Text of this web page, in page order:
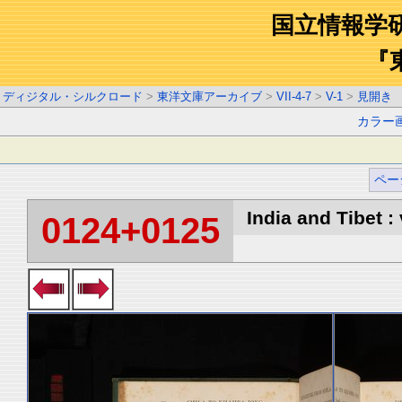
国立情報学
『
ディジタル・シルクロード > 東洋文庫アーカイブ > VII-4-7 > V-1 > 見開き
カラー
ペー
0124+0125 India and Tibet :